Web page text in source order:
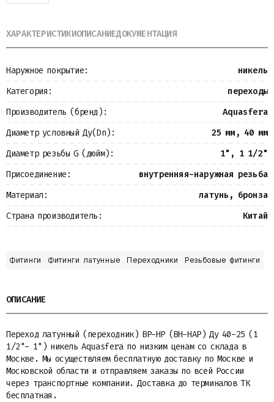
ХАРАКТЕРИСТИКИОПИСАНИЕДОКУМЕНТАЦИЯ
Наружное покрытие:
никель
Категория:
переходы
Производитель (бренд):
Aquasfera
Диаметр условный Ду(Dn):
25 мм, 40 мм
Диаметр резьбы G (дюйм):
1", 1 1/2"
Присоединение:
внутренняя-наружная резьба
Материал:
латунь, бронза
Страна производитель:
Китай
Фитинги Фитинги латунные Переходники Резьбовые фитинги
ОПИСАНИЕ
Переход латунный (переходник) ВР-НР (ВН-НАР) Ду 40-25 (1
1/2"- 1") никель Aquasfera по низким ценам со склада в
Москве. Мы осуществляем бесплатную доставку по Москве и
Московской области и отправляем заказы по всей России
через транспортные компании. Доставка до терминалов ТК
бесплатная.